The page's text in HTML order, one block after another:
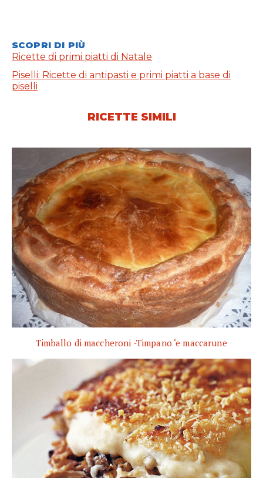
SCOPRI DI PIÙ
Ricette di primi piatti di Natale
Piselli: Ricette di antipasti e primi piatti a base di
piselli
RICETTE SIMILI
Timballo di maccheroni -Timpano ‘e maccarune